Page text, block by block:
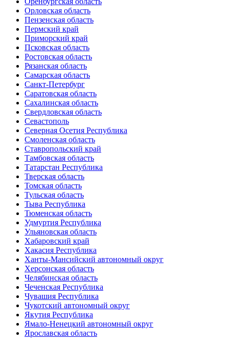
Орловская область
Пензенская область
Пермский край
Приморский край
Псковская область
Ростовская область
Рязанская область
Самарская область
Санкт-Петербург
Саратовская область
Сахалинская область
Свердловская область
Севастополь
Северная Осетия Республика
Смоленская область
Ставропольский край
Тамбовская область
Татарстан Республика
Тверская область
Томская область
Тульская область
Тыва Республика
Тюменская область
Удмуртия Республика
Ульяновская область
Хабаровский край
Хакасия Республика
Ханты-Мансийский автономный округ
Херсонская область
Челябинская область
Чеченская Республика
Чувашия Республика
Чукотский автономный округ
Якутия Республика
Ямало-Ненецкий автономный округ
Ярославская область